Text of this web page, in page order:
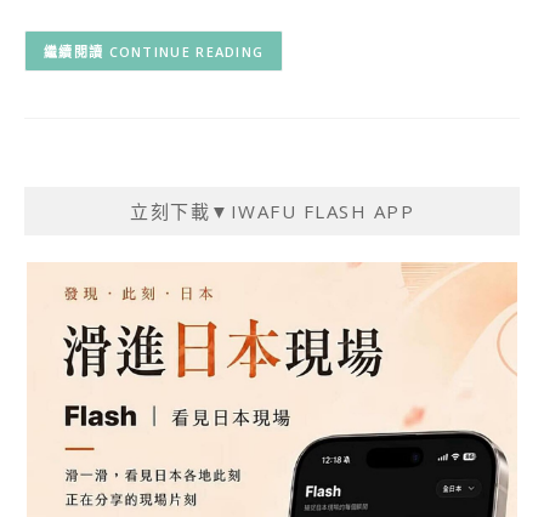
CONTINUE READING
立刻下載▼IWAFU FLASH APP